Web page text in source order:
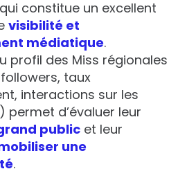
constitue un excellent
visibilité et
médiatique.
profil des Miss régionales
taux
interactions sur les
permet d’évaluer leur
public et leur
une
.